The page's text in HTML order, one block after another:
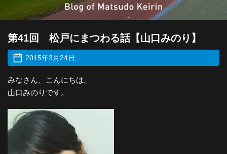
第41回 松戸にまつわる話【山口みのり】
2015年3月24日
みなさん、こんにちは。
山口みのりです。